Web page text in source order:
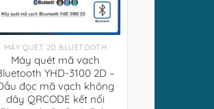
MÁY QUÉT 2D BLUETOOTH
Máy quét mã vạch
YHD-3100 2D –
đọc mã vạch không
dây QRCODE kết nối